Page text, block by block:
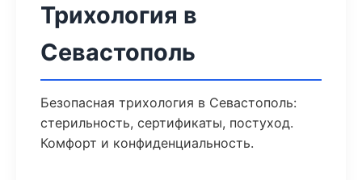
Трихология в
Севастополь
Безопасная трихология в Севастополь:
стерильность, сертификаты, постуход.
Комфорт и конфиденциальность.